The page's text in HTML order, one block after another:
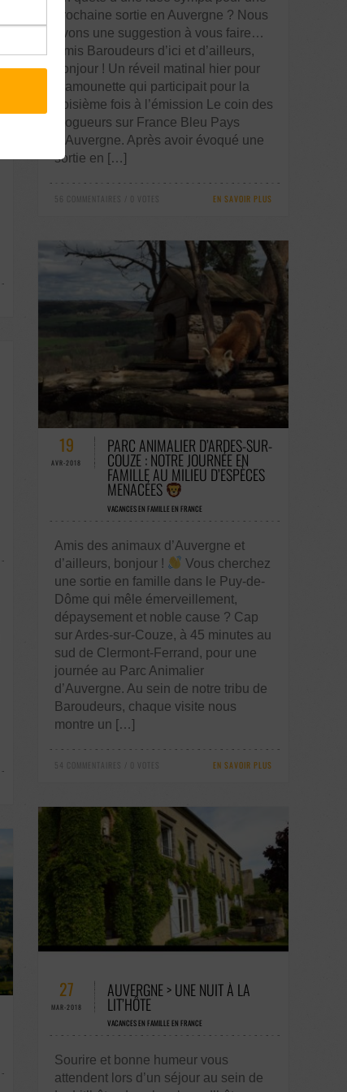
prochaine sortie en Auvergne ? Nous
avons une suggestion à vous faire…
Amis Baroudeurs d’ici et d’ailleurs,
bonjour ! Un réveil matinal hier pour
Mamounette qui participait pour la
troisième fois à l’émission Le coin des
blogueurs sur France Bleu Pays
d’Auvergne. Après avoir évoqué une
sortie en […]
56 COMMENTAIRES / 0 VOTES EN SAVOIR PLUS
54 COMMENTAIRES / 0 VOTES
19
AVR-2018
PARC ANIMALIER D’ARDES-SUR-
COUZE : NOTRE JOURNÉE EN
FAMILLE AU MILIEU D’ESPÈCES
MENACÉES
VACANCES EN FAMILLE EN FRANCE
Amis des animaux d’Auvergne et
d’ailleurs, bonjour !
Vous cherchez
une sortie en famille dans le Puy-de-
Dôme qui mêle émerveillement,
dépaysement et noble cause ? Cap
sur Ardes-sur-Couze, à 45 minutes au
sud de Clermont-Ferrand, pour une
journée au Parc Animalier
d’Auvergne. Au sein de notre tribu de
Baroudeurs, chaque visite nous
montre un […]
54 COMMENTAIRES / 0 VOTES EN SAVOIR PLUS
27
MAR-2018
AUVERGNE > UNE NUIT À LA
LIT’HÔTE
VACANCES EN FAMILLE EN FRANCE
Sourire et bonne humeur vous
attendent lors d’un séjour au sein de